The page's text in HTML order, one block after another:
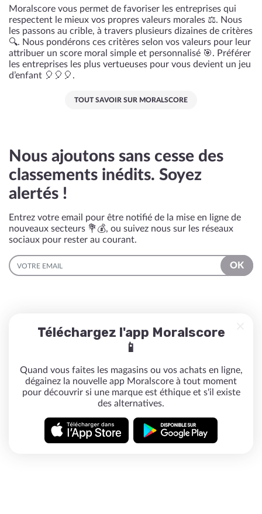
Moralscore vous permet de favoriser les entreprises qui
respectent le mieux vos propres valeurs morales ⚖️. Nous
les passons au crible, à travers plusieurs dizaines de critères
🔍. Nous pondérons ces critères selon vos valeurs pour leur
attribuer un score moral simple et personnalisé 🎯. Préférer
les entreprises les plus vertueuses pour vous devient un jeu
d’enfant 🎈🎈🎈.
TOUT SAVOIR SUR MORALSCORE
Nous ajoutons sans cesse des
classements inédits. Soyez
alertés !
Entrez votre email pour être notifié de la mise en ligne de
nouveaux secteurs 💐💰, ou suivez nous sur les réseaux
sociaux pour rester au courant.
EMAIL
OK
Téléchargez l'app Moralscore
📱
Quand vous faites les magasins ou vos achats en ligne,
dégainez la nouvelle app Moralscore à tout moment
pour découvrir si une marque est éthique et s'il existe
des alternatives.